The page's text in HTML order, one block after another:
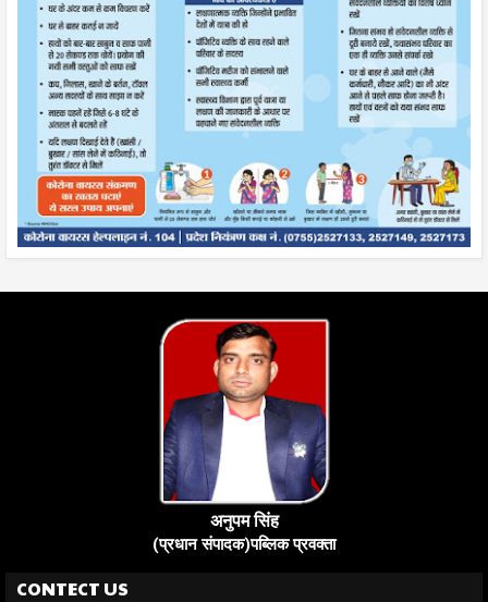
अनुपम सिंह
(प्रधान संपादक)पब्लिक प्रवक्ता
CONTECT US